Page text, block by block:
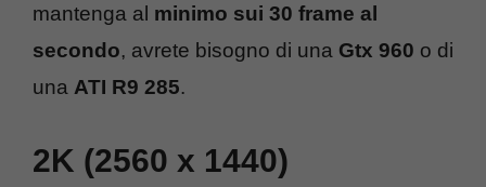
mantenga al minimo sui 30 frame al
secondo, avrete bisogno di una Gtx 960 o di
una ATI R9 285.
2K (2560 x 1440)